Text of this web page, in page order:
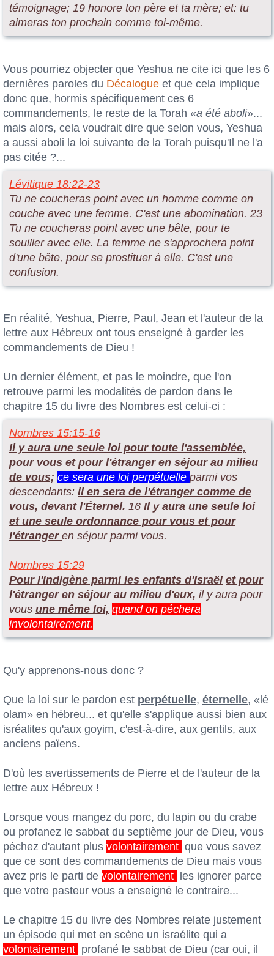
témoignage; 19 honore ton père et ta mère; et: tu
aimeras ton prochain comme toi-même.
Vous pourriez objecter que Yeshua ne cite ici que les 6
dernières paroles du Décalogue et que cela implique
donc que, hormis spécifiquement ces 6
commandements, le reste de la Torah «a été aboli»...
mais alors, cela voudrait dire que selon vous, Yeshua
a aussi aboli la loi suivante de la Torah puisqu'Il ne l'a
pas citée ?...
Lévitique 18:22-23
Tu ne coucheras point avec un homme comme on
couche avec une femme. C'est une abomination. 23
Tu ne coucheras point avec une bête, pour te
souiller avec elle. La femme ne s'approchera point
d'une bête, pour se prostituer à elle. C'est une
confusion.
En réalité, Yeshua, Pierre, Paul, Jean et l'auteur de la
lettre aux Hébreux ont tous enseigné à garder les
commandements de Dieu !
Un dernier élément, et pas le moindre, que l'on
retrouve parmi les modalités de pardon dans le
chapitre 15 du livre des Nombres est celui-ci :
Nombres 15:15-16
Il y aura une seule loi pour toute l'assemblée,
pour vous et pour l'étranger en séjour au milieu
de vous; ce sera une loi perpétuelle parmi vos
descendants: il en sera de l'étranger comme de
vous, devant l'Éternel. 16 Il y aura une seule loi
et une seule ordonnance pour vous et pour
l'étranger en séjour parmi vous.
Nombres 15:29
Pour l'indigène parmi les enfants d'Israël et pour
l'étranger en séjour au milieu d'eux, il y aura pour
vous une même loi, quand on péchera
involontairement.
Qu'y apprenons-nous donc ?
Que la loi sur le pardon est perpétuelle, éternelle, «lé
olam» en hébreu... et qu'elle s'applique aussi bien aux
isréalites qu'aux goyim, c'est-à-dire, aux gentils, aux
anciens païens.
D'où les avertissements de Pierre et de l'auteur de la
lettre aux Hébreux !
Lorsque vous mangez du porc, du lapin ou du crabe
ou profanez le sabbat du septième jour de Dieu, vous
péchez d'autant plus volontairement que vous savez
que ce sont des commandements de Dieu mais vous
avez pris le parti de volontairement les ignorer parce
que votre pasteur vous a enseigné le contraire...
Le chapitre 15 du livre des Nombres relate justement
un épisode qui met en scène un israélite qui a
volontairement profané le sabbat de Dieu (car oui, il